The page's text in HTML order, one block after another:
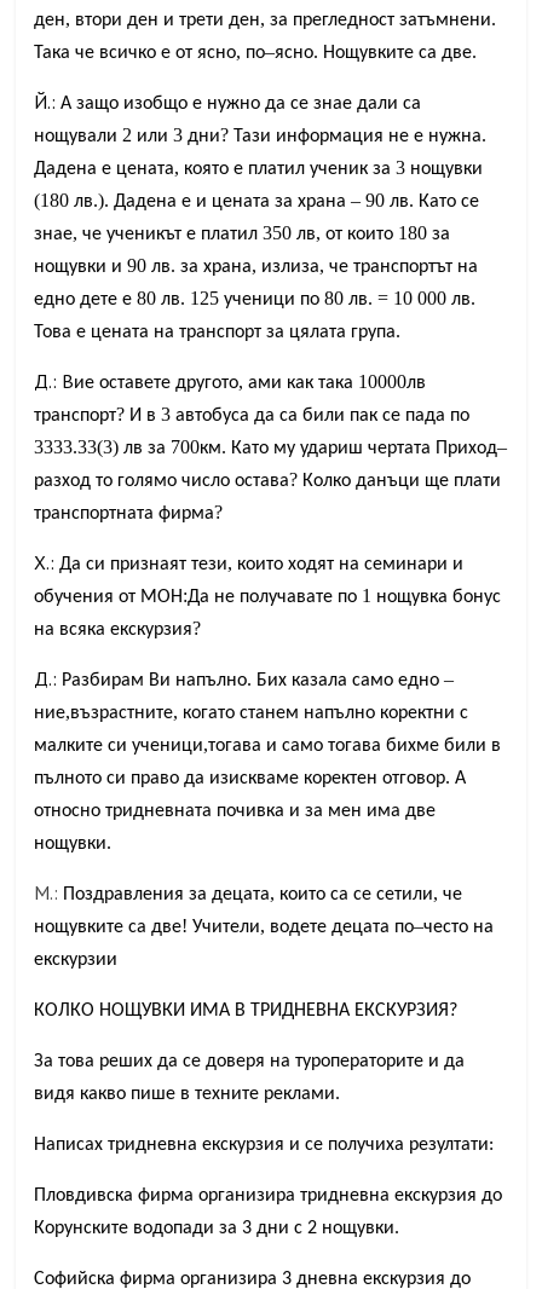
ден, втори ден и трети ден,за прегледност затъмнени.
Така че всичко е от ясно, по–ясно. Нощувките са две.
Й.:А защо изобщо е нужно да се знае дали са
нощували 2 или 3дни?Тази информация не е нужна.
Дадена е цената, която е платил ученик за 3 нощувки
(180лв.). Дадена е и цената за храна – 90лв. Като се
знае,че ученикът е платил 350лв,от които 180за
нощувки и 90лв.за храна, излиза,че транспортът на
едно дете е 80лв. 125ученици по 80лв. = 10 000лв.
Това е цената на транспорт за цялата група.
Д.: Вие оставете другото,ами как така 10000лв
транспорт? И в 3 автобуса да са били пак се пада по
3333.33(3) лв за 700км. Като му удариш чертата Приход–
разход то голямо число остава? Колко данъци ще плати
транспортната фирма?
Х.:Да си признаят тези, които ходят на семинари и
обучения от МОН:Да не получавате по 1 нощувка бонус
на всяка екскурзия?
Д.: Разбирам Ви напълно. Бих казала само едно –
ние,възрастните, когато станем напълно коректни с
малките си ученици,тогава и само тогава бихме били в
пълното си право да изискваме коректен отговор.А
относно тридневната почивка и за мен има две
нощувки.
М.: Поздравления за децата, които са се сетили,че
нощувките са две!Учители, водете децата по–често на
екскурзии
КОЛКО НОЩУВКИ ИМА В ТРИДНЕВНА ЕКСКУРЗИЯ?
За това реших да се доверя на туроператорите и да
видя какво пише в техните реклами.
Написах тридневна екскурзия и се получиха резултати:
Пловдивска фирма организира тридневна екскурзия до
Корунските водопади за 3 дни с 2 нощувки.
Софийска фирма организира 3 дневна екскурзия до